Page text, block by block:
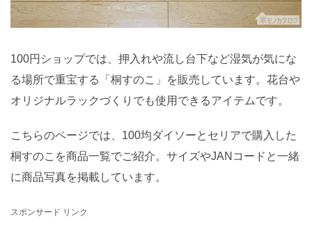
100円ショップでは、押入れや流し台下など湿気が気にな
る場所で重宝する「桐すのこ」を販売しています。花台や
オリジナルラックづくりでも使用できるアイテムです。
こちらのページでは、100均ダイソーとセリアで購入した
桐すのこを商品一覧でご紹介。サイズやJANコードと一緒
に商品写真を掲載しています。
スポンサード リンク